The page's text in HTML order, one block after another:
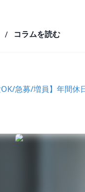
/ コラムを読む
OK/急募/増員】年間